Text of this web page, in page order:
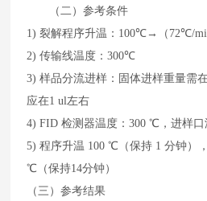
（二）参考条件
1) 裂解程序升温： 100℃→（ 72℃/
2)传输线温度：300℃
3)样品分流进样： 固体进样重量需
应在1 ul左右
4)FID检测器温度：300℃，进样口
5)程序升温 100℃（保持 1分钟）
℃（保持14分钟）
（三）参考结果